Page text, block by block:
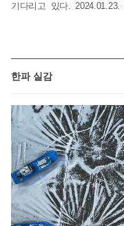
기다리고 있다. 2024.01.23.
한파 실감